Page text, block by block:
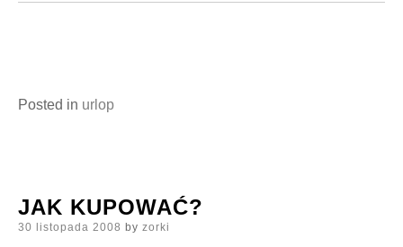
Posted in urlop
JAK KUPOWAĆ?
Posted
30 listopada 2008 by zorki